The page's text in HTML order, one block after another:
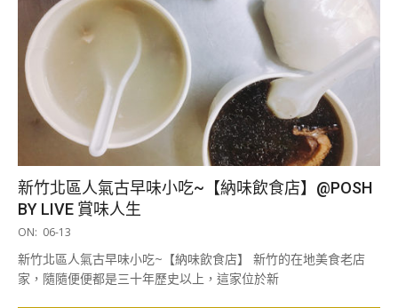
新竹北區人氣古早味小吃~【納味飲食店】@POSH
BY LIVE 賞味人生
2019-
13
ON: 06-13
新竹北區人氣古早味小吃~【納味飲食店】 新竹的在地美食老店
家，隨隨便便都是三十年歷史以上，這家位於新